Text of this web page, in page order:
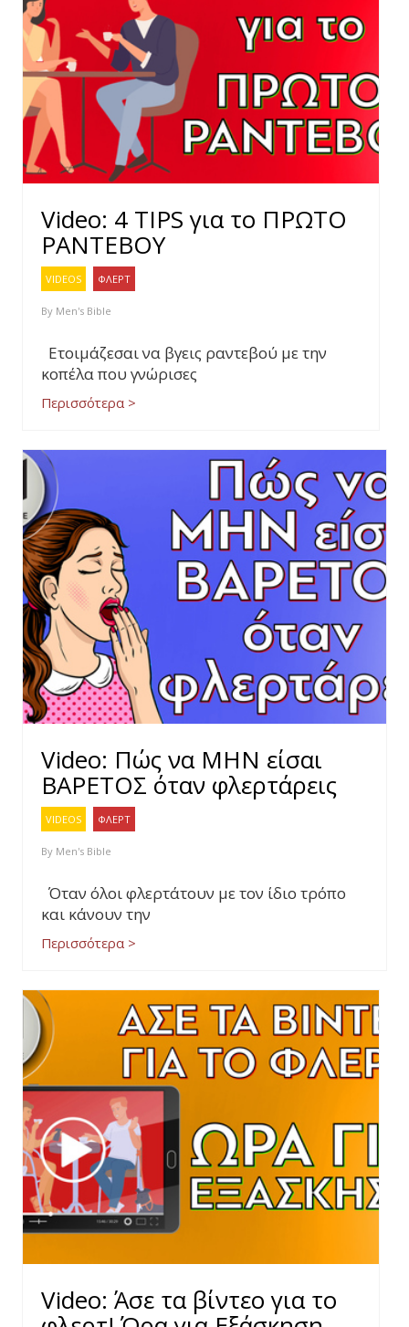
Video: 4 TIPS για το ΠΡΩΤΟ
ΡΑΝΤΕΒΟΥ
VIDEOS ΦΛΕΡΤ
By Men's Bible
Ετοιμάζεσαι να βγεις ραντεβού με την
κοπέλα που γνώρισες
Περισσότερα >
Video: Πώς να ΜΗΝ είσαι
ΒΑΡΕΤΟΣ όταν φλερτάρεις
VIDEOS ΦΛΕΡΤ
By Men's Bible
Όταν όλοι φλερτάτουν με τον ίδιο τρόπο
και κάνουν την
Περισσότερα >
Video: Άσε τα βίντεο για το